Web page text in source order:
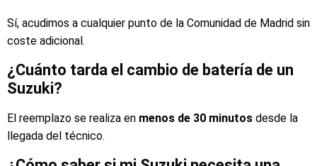
Sí, acudimos a cualquier punto de la Comunidad de Madrid sin
coste adicional.
¿Cuánto tarda el cambio de batería de un
Suzuki?
El reemplazo se realiza en menos de 30 minutos desde la
llegada del técnico.